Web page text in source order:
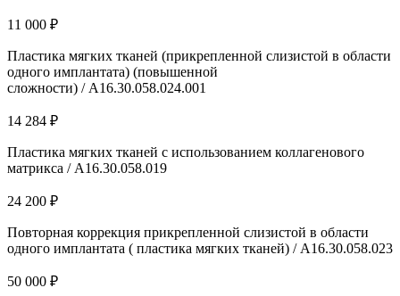
11 000 ₽
Пластика мягких тканей (прикрепленной слизистой в области
одного имплантата) (повышенной
сложности) / A16.30.058.024.001
14 284 ₽
Пластика мягких тканей с использованием коллагенового
матрикса / А16.30.058.019
24 200 ₽
Повторная коррекция прикрепленной слизистой в области
одного имплантата ( пластика мягких тканей) / A16.30.058.023
50 000 ₽